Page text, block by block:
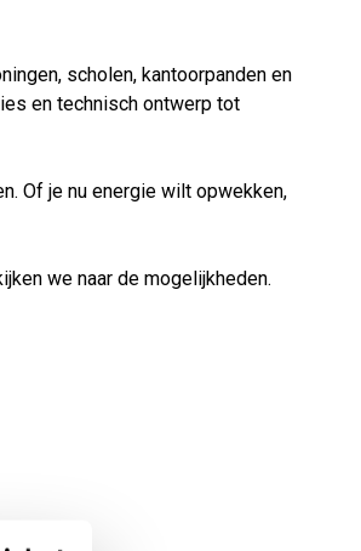
scholen, kantoorpanden en
en technisch ontwerp tot
Of je nu energie wilt opwekken,
we naar de mogelijkheden.